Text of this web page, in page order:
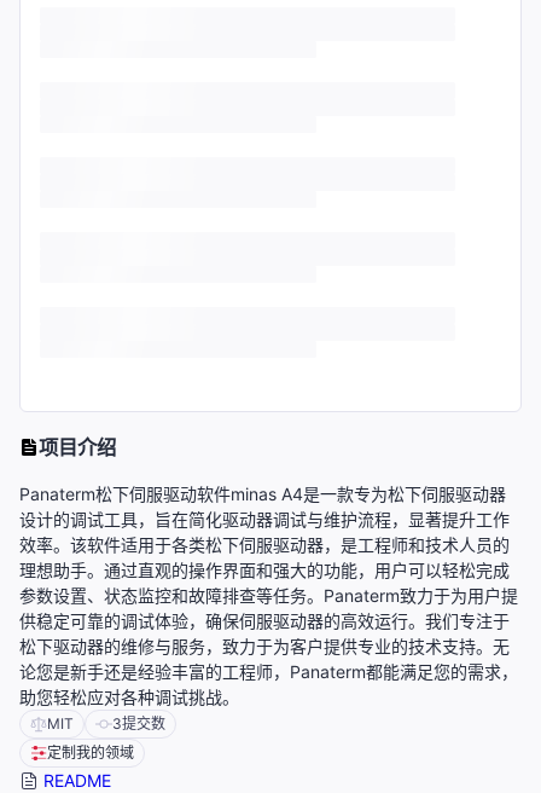
项目介绍
Panaterm松下伺服驱动软件minas A4是一款专为松下伺服驱动器
设计的调试工具，旨在简化驱动器调试与维护流程，显著提升工作
效率。该软件适用于各类松下伺服驱动器，是工程师和技术人员的
理想助手。通过直观的操作界面和强大的功能，用户可以轻松完成
参数设置、状态监控和故障排查等任务。Panaterm致力于为用户提
供稳定可靠的调试体验，确保伺服驱动器的高效运行。我们专注于
松下驱动器的维修与服务，致力于为客户提供专业的技术支持。无
论您是新手还是经验丰富的工程师，Panaterm都能满足您的需求，
助您轻松应对各种调试挑战。
MIT 3提交数
定制我的领域
README